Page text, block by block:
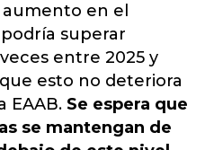
en el
superar
entre 2025 y
esto no deteriora
EAAB. Se espera que
se mantengan de